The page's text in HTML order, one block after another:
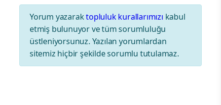
Yorum yazaraktopluluk kurallarımızı kabul
etmiş bulunuyor ve tüm sorumluluğu
üstleniyorsunuz. Yazılan yorumlardan
sitemiz hiçbir şekilde sorumlu tutulamaz.